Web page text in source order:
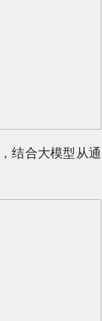
结合大模型从通